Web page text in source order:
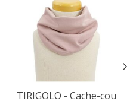
TIRIGOLO - Cache-cou